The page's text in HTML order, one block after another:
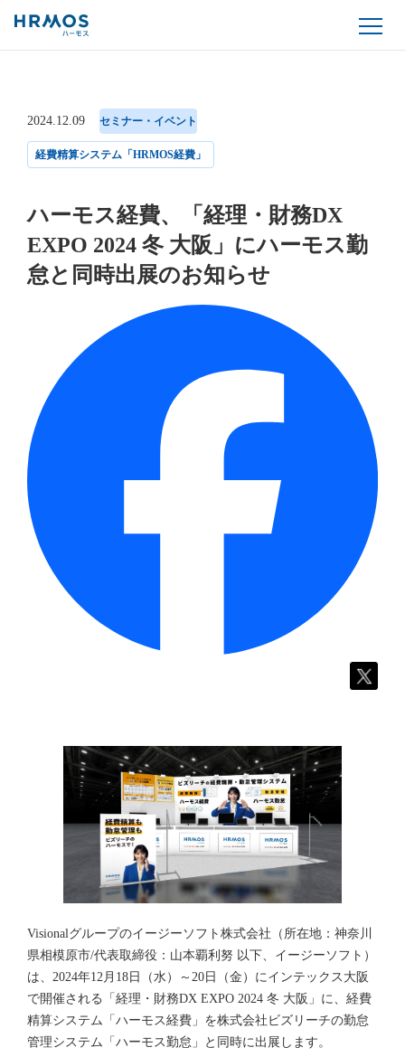
2024.12.09 セミナー・イベント
経費精算システム「HRMOS経費」
ハーモス経費、「経理・財務DX
EXPO 2024 冬 大阪」にハーモス勤
怠と同時出展のお知らせ
Visionalグループのイージーソフト株式会社（所在地：神奈川
県相模原市/代表取締役：山本覇利努 以下、イージーソフト）
は、2024年12月18日（水）～20日（金）にインテックス大阪
で開催される「経理・財務DX EXPO 2024 冬 大阪」に、経費
精算システム「ハーモス経費」を株式会社ビズリーチの勤怠
管理システム「ハーモス勤怠」と同時に出展します。